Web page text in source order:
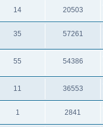
14 20503
35 57261
55 54386
11 36553
1 2841